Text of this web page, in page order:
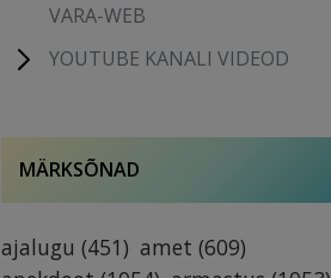
VARA-WEB
YOUTUBE KANALI VIDEOD
MÄRKSÕNAD
ajalugu (451) amet (609)